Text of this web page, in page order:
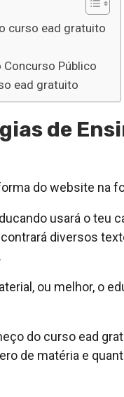
curso ead gratuito
Público
ead gratuito
de
do website na
usará o teu
diversos
ou melhor, o
do curso ead
de matéria e